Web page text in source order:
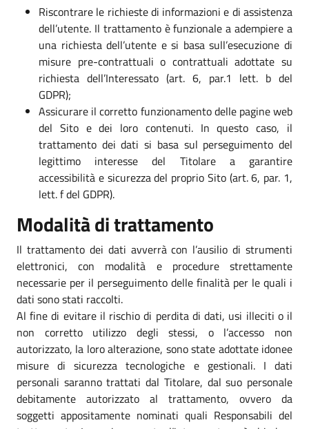
Riscontrare le richieste di informazioni e di assistenza
dell’utente. Il trattamento è funzionale a adempiere a
una richiesta dell’utente e si basa sull’esecuzione di
misure pre-contrattuali o contrattuali adottate su
richiesta dell’Interessato (art. 6, par.1 lett. b del
GDPR);
Assicurare il corretto funzionamento delle pagine web
del Sito e dei loro contenuti. In questo caso, il
trattamento dei dati si basa sul perseguimento del
legittimo interesse del Titolare a garantire
accessibilità e sicurezza del proprio Sito (art. 6, par. 1,
lett. f del GDPR).
Modalità di trattamento
Il trattamento dei dati avverrà con l’ausilio di strumenti
elettronici, con modalità e procedure strettamente
necessarie per il perseguimento delle finalità per le quali i
dati sono stati raccolti.
Al fine di evitare il rischio di perdita di dati, usi illeciti o il
non corretto utilizzo degli stessi, o l’accesso non
autorizzato, la loro alterazione, sono state adottate idonee
misure di sicurezza tecnologiche e gestionali. I dati
personali saranno trattati dal Titolare, dal suo personale
debitamente autorizzato al trattamento, ovvero da
soggetti appositamente nominati quali Responsabili del